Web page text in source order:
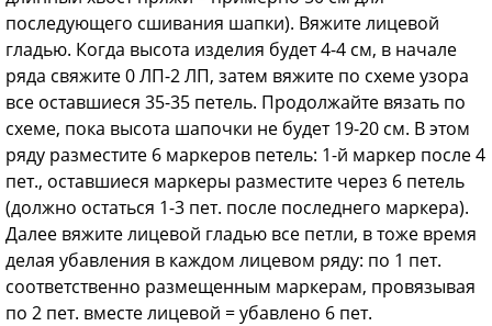
последующего сшивания шапки). Вяжите лицевой
гладью. Когда высота изделия будет 4-4 см, в начале
ряда свяжите 0 ЛП-2 ЛП, затем вяжите по схеме узора
все оставшиеся 35-35 петель. Продолжайте вязать по
схеме, пока высота шапочки не будет 19-20 см. В этом
ряду разместите 6 маркеров петель: 1-й маркер после 4
пет., оставшиеся маркеры разместите через 6 петель
(должно остаться 1-3 пет. после последнего маркера).
Далее вяжите лицевой гладью все петли, в тоже время
делая убавления в каждом лицевом ряду: по 1 пет.
соответственно размещенным маркерам, провязывая
по 2 пет. вместе лицевой = убавлено 6 пет.